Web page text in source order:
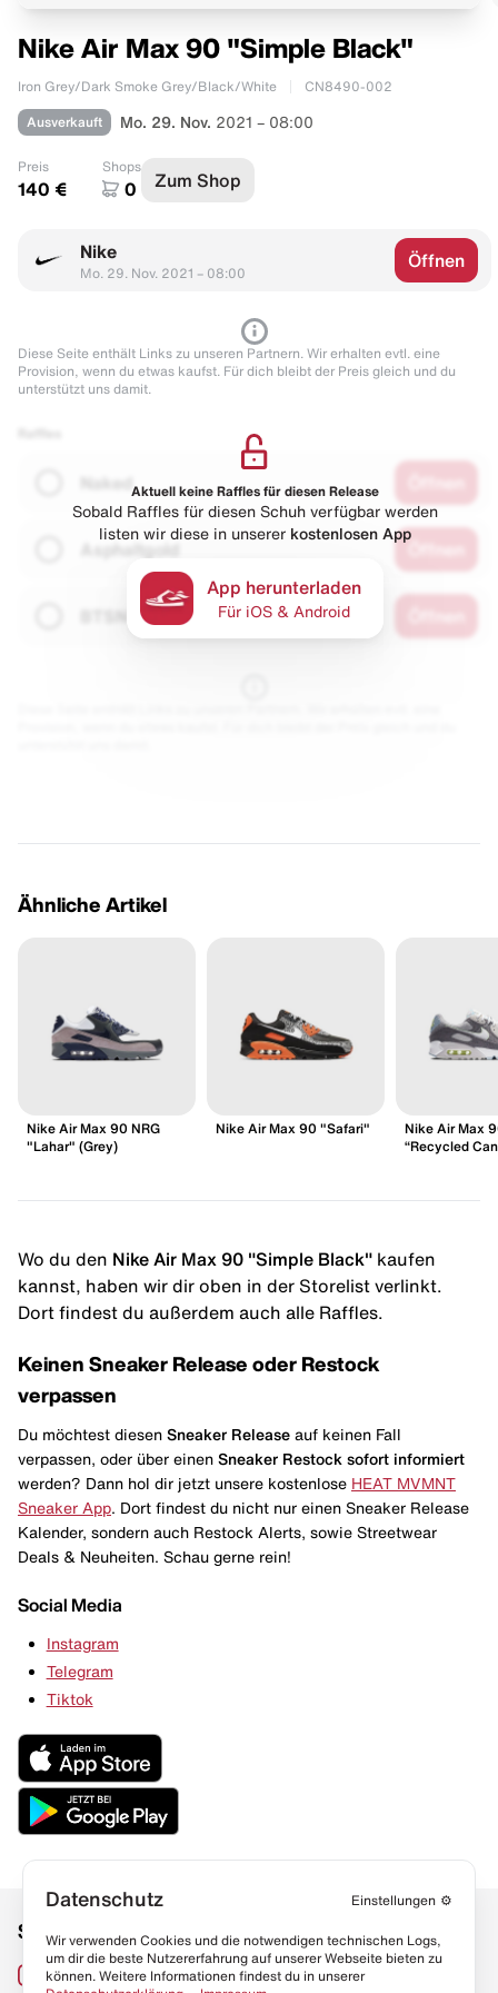
Nike Air Max 90 "Simple Black"
Iron Grey/Dark Smoke Grey/Black/White CN8490-002
Ausverkauft Mo. 29. Nov. 2021 – 08:00
Preis
140 €
Shops
0 Zum Shop
Nike
Mo. 29. Nov. 2021 – 08:00
Öffnen
Diese Seite enthält Links zu unseren Partnern. Wir erhalten evtl. eine
Provision, wenn du etwas kaufst. Für dich bleibt der Preis gleich und du
unterstützt uns damit.
Naked
Asphaltgold
Aktuell keine Raffles für diesen Release
Sobald Raffles für diesen Schuh verfügbar werden
listen wir diese in unserer kostenlosen App
App herunterladen
Für iOS & Android
Ähnliche Artikel
Nike Air Max 90 NRG
"Lahar" (Grey)
Nike Air Max 90 "Safari"
Nike Air Max
“Recycled
Wo du den Nike Air Max 90 "Simple Black" kaufen
kannst, haben wir dir oben in der Storelist verlinkt.
Dort findest du außerdem auch alle Raffles.
Keinen Sneaker Release oder Restock
verpassen
Du möchtest diesen Sneaker Release auf keinen Fall
verpassen, oder über einen Sneaker Restock sofort informiert
werden? Dann hol dir jetzt unsere kostenlose HEAT MVMNT
Sneaker App . Dort findest du nicht nur einen Sneaker Release
Kalender, sondern auch Restock Alerts, sowie Streetwear
Deals & Neuheiten. Schau gerne rein!
Social Media
Instagram
Telegram
Tiktok
Social Media
Instagram
Links
Sneaker Lexikon
Datenschutz Einstellungen ⚙️
Wir verwenden Cookies und die notwendigen technischen Logs,
um dir die beste Nutzererfahrung auf unserer Webseite bieten zu
können. Weitere Informationen findest du in unserer